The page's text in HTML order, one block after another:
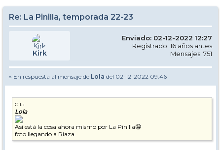
Re: La Pinilla, temporada 22-23
Kirk
Enviado: 02-12-2022 12:27
Registrado: 16 años antes
Mensajes: 751
» En respuesta al mensaje de Lola del 02-12-2022 09:46
Cita
Lola
Así está la cosa ahora mismo por La Pinilla😀
foto llegando a Riaza.